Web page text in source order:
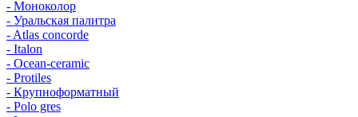
- Моноколор
- Уральская палитра
- Atlas concorde
- Italon
- Ocean-ceramic
- Protiles
- Крупноформатный
- Polo gres